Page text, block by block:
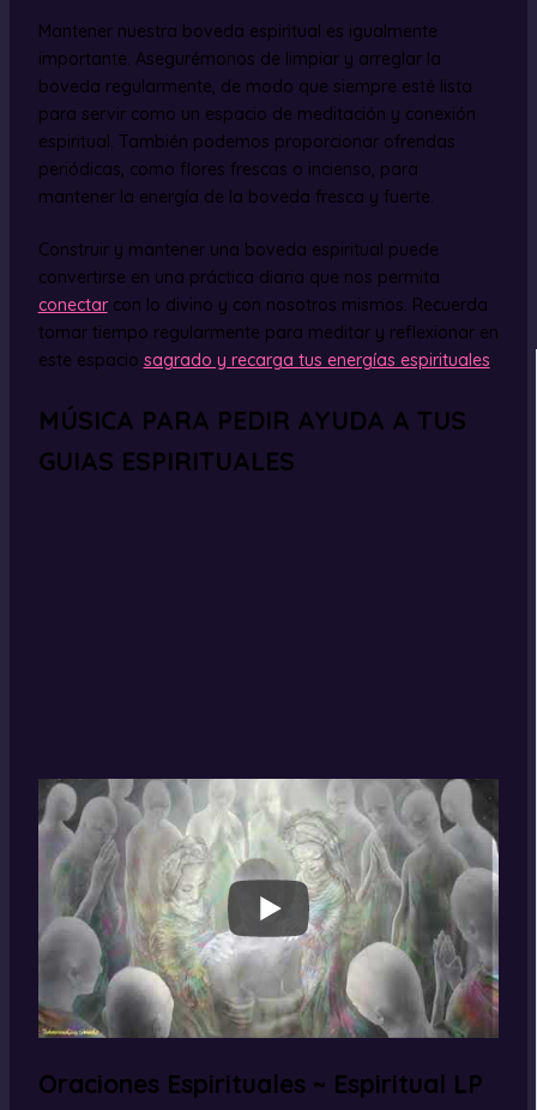
Mantener nuestra boveda espiritual es igualmente
importante. Asegurémonos de limpiar y arreglar la
boveda regularmente, de modo que siempre esté lista
para servir como un espacio de meditación y conexión
espiritual. También podemos proporcionar ofrendas
periódicas, como flores frescas o incienso, para
mantener la energía de la boveda fresca y fuerte.
Construir y mantener una boveda espiritual puede
convertirse en una práctica diaria que nos permita
conectarcon lo divino y con nosotros mismos. Recuerda
tomar tiempo regularmente para meditar y reflexionar en
este espacio sagrado y recarga tus energías espirituales
MÚSICA PARA PEDIR AYUDA A TUS
GUIAS ESPIRITUALES
Oraciones Espirituales ~ Espiritual LP